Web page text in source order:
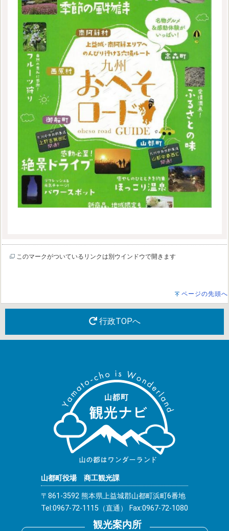
このマークがついているリンクは別ウインドウで開きます
ページの先頭へ
行政TOPへ
山都町役場 商工観光課
〒861-3592 熊本県上益城郡山都町浜町6番地
Tel:0967-72-1115（直通） Fax:0967-72-1080
観光案内所